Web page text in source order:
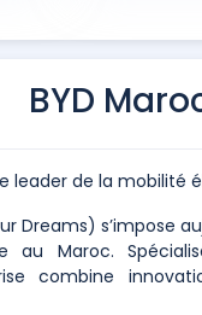
BYD
leader de la mobilité
Dreams) s’impose
au Maroc.
combine